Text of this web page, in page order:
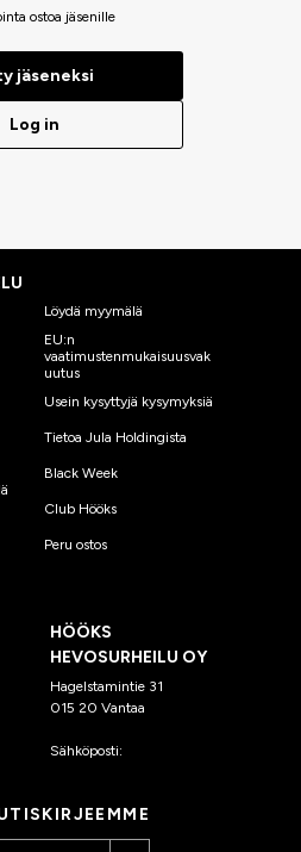
ostoa jäsenille
jäseneksi
Log in
Löydä myymälä
EU:n
vaatimustenmukaisuusvak
uutus
Usein kysyttyjä kysymyksiä
Tietoa Jula Holdingista
Black Week
Club Hööks
Peru ostos
HÖÖKS
HEVOSURHEILU OY
Hagelstamintie 31
015 20 Vantaa
Sähköposti: